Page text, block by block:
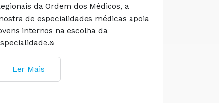
da Ordem dos Médicos, a
de especialidades médicas apoia
internos na escolha da
Ler Mais